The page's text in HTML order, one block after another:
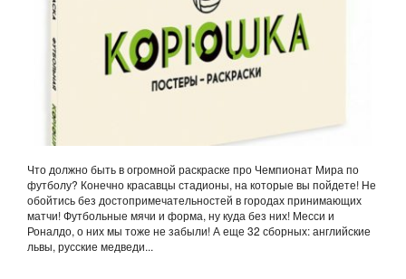
Что должно быть в огромной раскраске про Чемпионат Мира по
футболу? Конечно красавцы стадионы, на которые вы пойдете! Не
обойтись без достопримечательностей в городах принимающих
матчи! Футбольные мячи и форма, ну куда без них! Месси и
Роналдо, о них мы тоже не забыли! А еще 32 сборных: английские
львы, русские медведи...